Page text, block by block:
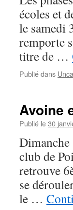
écoles et
le samedi
remporte
titre de …
Publié dans
Avoine
Publié le30
Dimanche
club de
retrouve
se
le …